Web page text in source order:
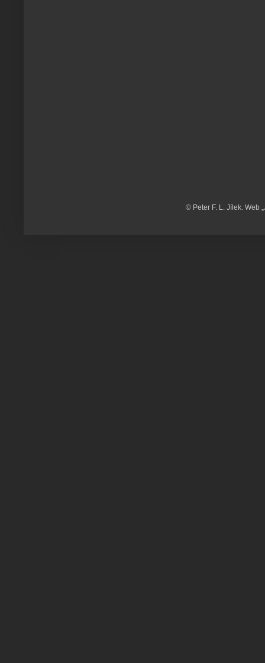
© Peter F. L. Jílek. Web